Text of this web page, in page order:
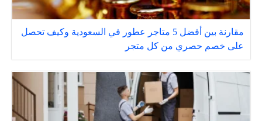
مقارنة بين أفضل 5 متاجر عطور في السعودية وكيف تحصل
على خصم حصري من كل متجر